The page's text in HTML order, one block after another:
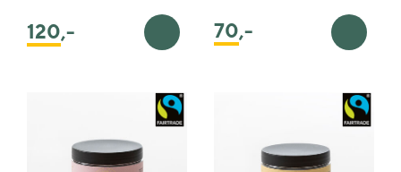
120,- Legg i handlekurv
70,- Legg i